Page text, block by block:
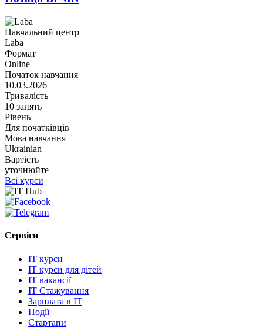
Навчальний центр
Laba
Формат
Online
Початок навчання
10.03.2026
Тривалість
10 занять
Рівень
Для початківців
Мова навчання
Ukrainian
Вартість
уточнюйте
Всі курси
Сервіси
IT курси
IT курси для дітей
IT вакансії
IT Стажування
Зарплата в IT
Події
Стартапи